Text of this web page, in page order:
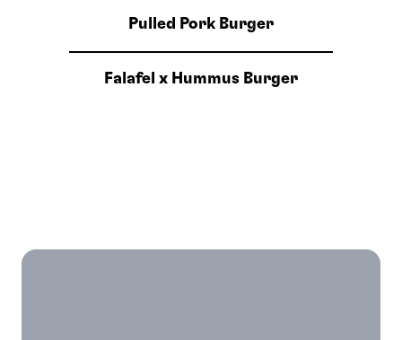
Pulled Pork Burger
Falafel x Hummus Burger